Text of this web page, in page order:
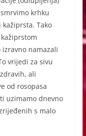
krhku
Tako
izravno namazali
vrijedi za sivu
ali
od rosopasa
uzimamo dnevno
s malo